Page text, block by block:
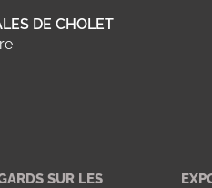
DE CHOLET
SUR LES